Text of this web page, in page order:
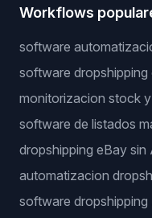
Workflows
software
software dropshipping
monitorizacion stock
software de listados
dropshipping eBay sin
automatizacion
software dropshipping